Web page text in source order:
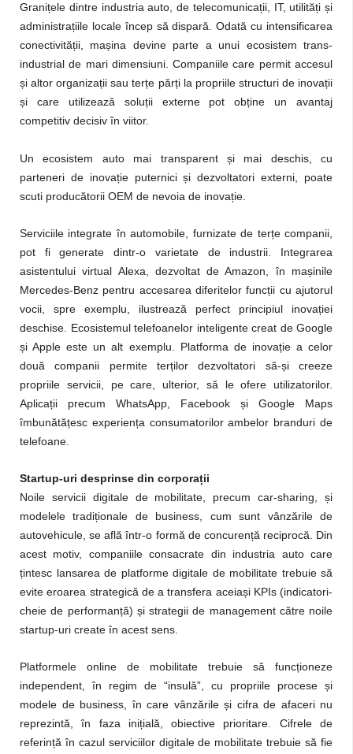
Granițele dintre industria auto, de telecomunicații, IT, utilități și
administrațiile locale încep să dispară. Odată cu intensificarea
conectivității, mașina devine parte a unui ecosistem trans-
industrial de mari dimensiuni. Companiile care permit accesul
și altor organizații sau terțe părți la propriile structuri de inovații
și care utilizează soluții externe pot obține un avantaj
competitiv decisiv în viitor.
Un ecosistem auto mai transparent și mai deschis, cu
parteneri de inovație puternici și dezvoltatori externi, poate
scuti producătorii OEM de nevoia de inovație.
Serviciile integrate în automobile, furnizate de terțe companii,
pot fi generate dintr-o varietate de industrii. Integrarea
asistentului virtual Alexa, dezvoltat de Amazon, în mașinile
Mercedes-Benz pentru accesarea diferitelor funcții cu ajutorul
vocii, spre exemplu, ilustrează perfect principiul inovației
deschise. Ecosistemul telefoanelor inteligente creat de Google
și Apple este un alt exemplu. Platforma de inovație a celor
două companii permite terților dezvoltatori să-și creeze
propriile servicii, pe care, ulterior, să le ofere utilizatorilor.
Aplicații precum WhatsApp , Facebook și Google Maps
îmbunătățesc experiența consumatorilor ambelor branduri de
telefoane.
Startup-uri desprinse din corporații
Noile servicii digitale de mobilitate, precum car-sharing, și
modelele tradiționale de business, cum sunt vânzările de
autovehicule, se află într-o formă de concurență reciprocă. Din
acest motiv, companiile consacrate din industria auto care
țintesc lansarea de platforme digitale de mobilitate trebuie să
evite eroarea strategică de a transfera aceiași KPIs (indicatori-
cheie de performanță) și strategii de management către noile
startup-uri create în acest sens.
Platformele online de mobilitate trebuie să funcționeze
independent, în regim de “insulă”, cu propriile procese și
modele de business, în care vânzările și cifra de afaceri nu
reprezintă, în faza inițială, obiective prioritare. Cifrele de
referință în cazul serviciilor digitale de mobilitate trebuie să fie